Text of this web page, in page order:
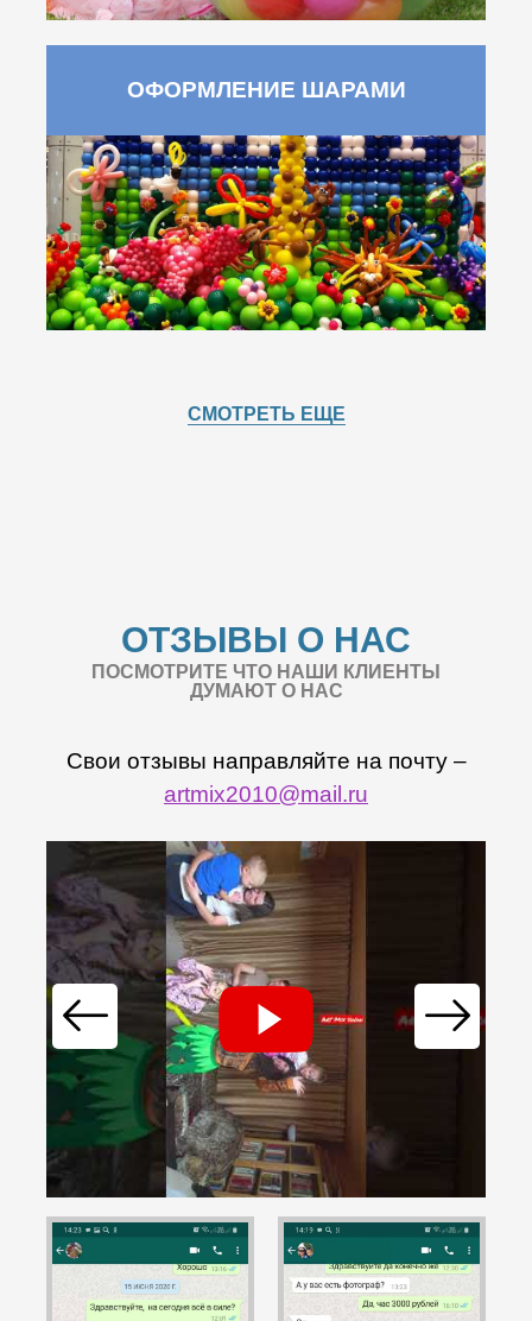
ОФОРМЛЕНИЕ ШАРАМИ
СМОТРЕТЬ ЕЩЕ
ОТЗЫВЫ О НАС
ПОСМОТРИТЕ ЧТО НАШИ КЛИЕНТЫ
ДУМАЮТ О НАС
Свои отзывы направляйте на почту –
artmix2010@mail.ru